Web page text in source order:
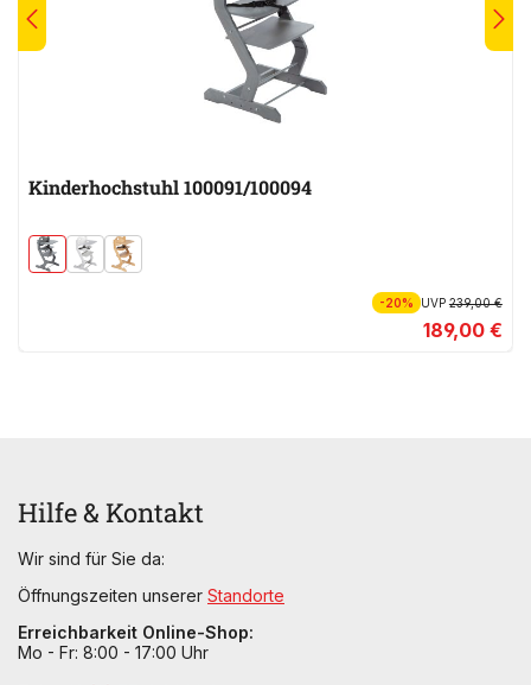
Kinderhochstuhl 100091/100094
-20% UVP239,00 €
189,00 €
Hilfe & Kontakt
Wir sind für Sie da:
Öffnungszeiten unserer Standorte
Erreichbarkeit Online-Shop:
Mo - Fr: 8:00 - 17:00 Uhr